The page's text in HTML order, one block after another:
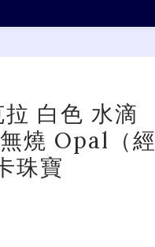
拉 白色 水滴
燒 Opal（經
珠寶